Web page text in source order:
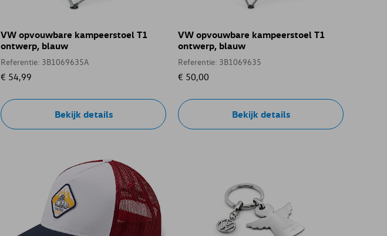
VW opvouwbare kampeerstoel T1
ontwerp, blauw
Referentie: 3B1069635A
€ 54,99
Bekijk details
VW opvouwbare kampeerstoel T1
ontwerp, blauw
Referentie: 3B1069635
€ 50,00
Bekijk details